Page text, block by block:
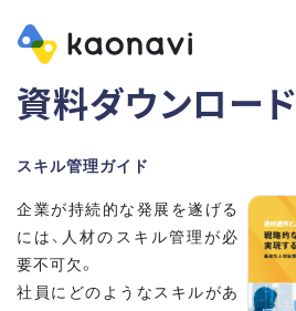
資料ダウンロード
スキル管理ガイド
企業が持続的な発展を遂げる
には、人材のスキル管理が必
要不可欠。
社員にどのようなスキルがあ